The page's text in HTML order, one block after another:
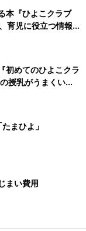
本『ひよこクラブ
育児に役立つ情報が
初めてのひよこクラ
授乳がうまくい
のトラブル 解決テ
まひよ」
まい費用